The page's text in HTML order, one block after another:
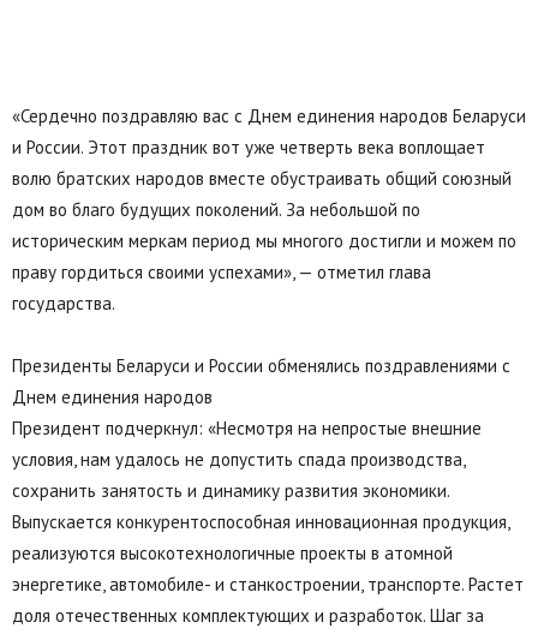
«Сердечно поздравляю вас с Днем единения народов Беларуси
и России. Этот праздник вот уже четверть века воплощает
волю братских народов вместе обустраивать общий союзный
дом во благо будущих поколений. За небольшой по
историческим меркам период мы многого достигли и можем по
праву гордиться своими успехами», — отметил глава
государства.
Президенты Беларуси и России обменялись поздравлениями с
Днем единения народов
Президент подчеркнул: «Несмотря на непростые внешние
условия, нам удалось не допустить спада производства,
сохранить занятость и динамику развития экономики.
Выпускается конкурентоспособная инновационная продукция,
реализуются высокотехнологичные проекты в атомной
энергетике, автомобиле- и станкостроении, транспорте. Растет
доля отечественных комплектующих и разработок. Шаг за